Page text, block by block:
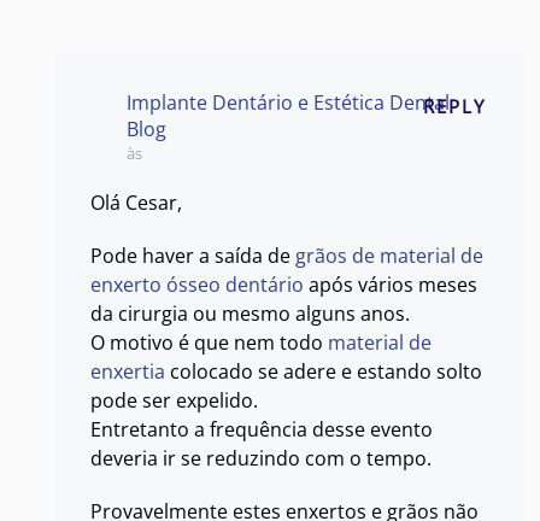
Implante Dentário e Estética Dental
Blog
às
REPLY
Olá Cesar,
Pode haver a saída de grãos de material de
enxerto ósseo dentário após vários meses
da cirurgia ou mesmo alguns anos.
O motivo é que nem todo material de
enxertia colocado se adere e estando solto
pode ser expelido.
Entretanto a frequência desse evento
deveria ir se reduzindo com o tempo.
Provavelmente estes enxertos e grãos não